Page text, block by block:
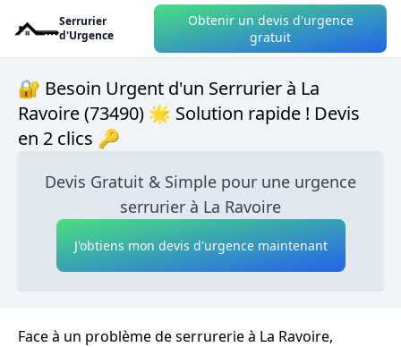
Serrurier
d'Urgence
Obtenir un devis d'urgence
gratuit
🔐 Besoin Urgent d'un Serrurier à La
Ravoire (73490) 🌟 Solution rapide ! Devis
en 2 clics 🔑
Devis Gratuit & Simple pour une urgence
serrurier à La Ravoire
J'obtiens mon devis d'urgence maintenant
Face à un problème de serrurerie à La Ravoire,